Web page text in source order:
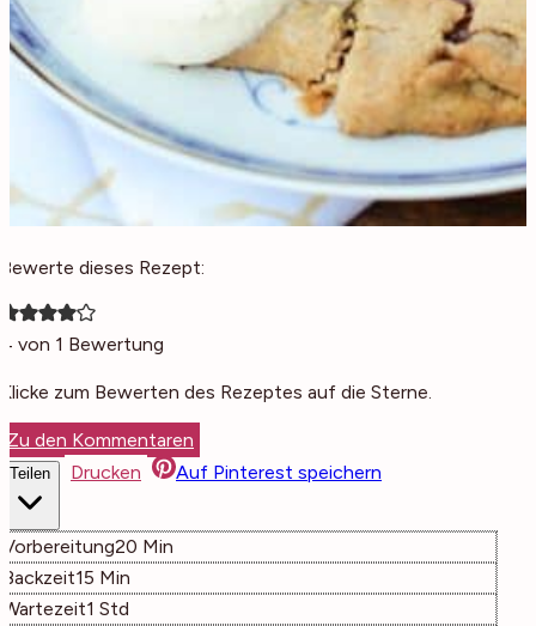
Bewerte dieses Rezept:
4 von 1 Bewertung
Klicke zum Bewerten des Rezeptes auf die Sterne.
Zu den Kommentaren
Teilen Drucken Auf Pinterest speichern
Vorbereitung20 Minuten
Min
Backzeit15 Minuten
Min
Wartezeit1 Stunde
Std